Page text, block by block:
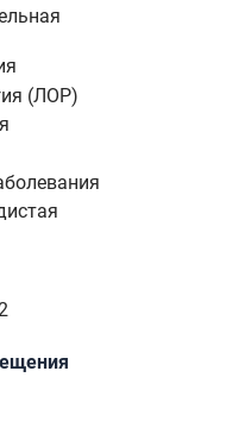
(ЛОР)
Стандартное